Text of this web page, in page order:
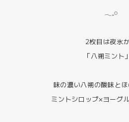
𓂃𓈒𓏸
2枚目は夜氷
「八朔ミント
味の濃い八朔の酸味とほ
ミントシロップ×ヨーグ